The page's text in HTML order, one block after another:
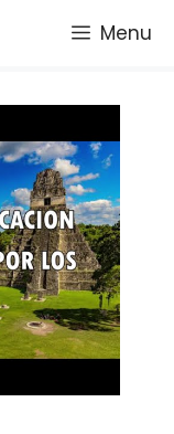
Menu